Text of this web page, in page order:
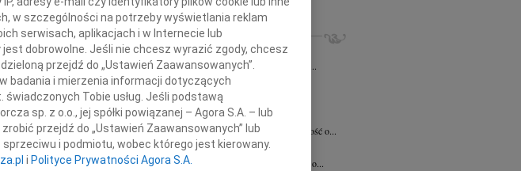
INNE NEKROLOGI
24.07.2026Kraków
Panu Jackowi Gryzło Wiceprezesowi Areny...
Karolina Witek20.07.2026
Z głębokim smutkiem i żalem przyjęliśmy...
Joanna Słowińska20.07.2026Kraków
Z olbrzymim smutkiem przyjęliśmy wiadomość o...
Joanna Słowińska
20.07.2026Kraków
Z głębokim smutkiem przyjąłem wiadomość o...
w szczególności na potrzeby wyświetlania reklam
serwisach, aplikacjach i w Internecie lub
dobrowolne. Jeśli nie chcesz wyrazić zgody, chcesz
przejdź do „Ustawień Zaawansowanych”.
badania i mierzenia informacji dotyczących
świadczonych Tobie usług. Jeśli podstawą
sp. z o.o., jej spółki powiązanej – Agora S.A. – lub
przejdź do „Ustawień Zaawansowanych” lub
i podmiotu, wobec którego jest kierowany.
i Polityce Prywatności Agora S.A.